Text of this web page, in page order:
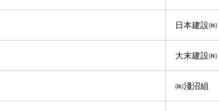
日本建設㈱
大末建設㈱
㈱淺沼組